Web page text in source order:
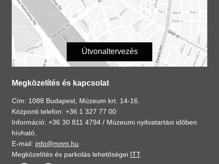
Útvonaltervezés
Megközelítés és kapcsolat
Cím: 1088 Budapest, Múzeum krt. 14-16.
Központi telefon: +36 1 327 77 00
Információ: +36 30 811 4794 / Múzeumi nyitvatartási időben
hívható.
E-mail: info@mnm.hu
Megközelítés és parkolás lehetőségei ITT.